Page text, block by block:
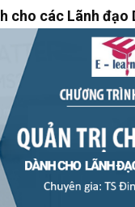
cho các Lãnh đạo